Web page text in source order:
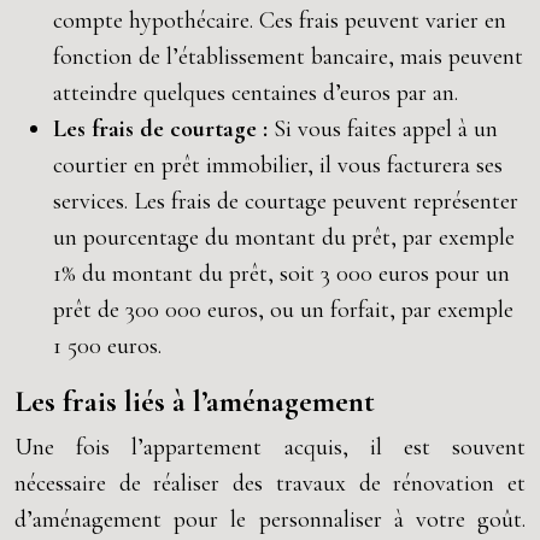
compte hypothécaire. Ces frais peuvent varier en
fonction de l’établissement bancaire, mais peuvent
atteindre quelques centaines d’euros par an.
Les frais de courtage : Si vous faites appel à un
courtier en prêt immobilier, il vous facturera ses
services. Les frais de courtage peuvent représenter
un pourcentage du montant du prêt, par exemple
1% du montant du prêt, soit 3 000 euros pour un
prêt de 300 000 euros, ou un forfait, par exemple
1 500 euros.
Les frais liés à l’aménagement
Une fois l’appartement acquis, il est souvent
nécessaire de réaliser des travaux de rénovation et
d’aménagement pour le personnaliser à votre goût.